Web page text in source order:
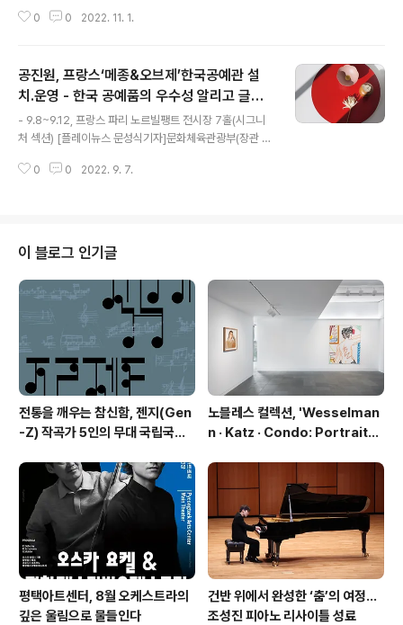
[플레이뉴스 문성식기자] 서초문화원(원장 박기현)은 오는
트페어 '야외조각전'’을 개최한다. 지난 8월, 전례가 없는
폭우로 인해 양재천이 큰 수해를 입어 중단되었던 ‘2022
서초문화원 아트페어 ’이 재정비를 마치고 개최된다. 일상
공간과 예술작품이 함께 공존하는 공간을 조성해 예술의
아름다움을 알리고 힐링 공간을 제공할 예정이다. 새로운
타입의 문화 예술 공간으로 재창조 될 ‘2022 서초문화원
0 0 2022. 11. 1.
공진원, 프랑스‘메종&오브제’한국공예관 설
치․운영 - 한국 공예품의 우수성 알리고 글로
벌 유통망 구축 나서
- 9.8~9.12, 프랑스 파리 노르빌팽트 전시장 7홀(시그니
처 섹션) [플레이뉴스 문성식기자]문화체육관광부(장관 박
진원)은 9월 8일부터 12일까지 프랑스 파리에서 열리는
작품이 전시된다. 주요 출품작을 살펴보면 ▲김경찬 작가
는 제주 화산회토 특유의 붉은 색감을 강조하여 전통 제주
옹기를 재해석한 옹기를, ▲김윤진 작가는 전통 칠보 기법
과 산업적인 에나멜 기법을 접목하여 제작한 테이블웨어
를, ▲박수이 작가는 전통 옻칠공예 제작기법인 협저칠기
법을 응용한 디저트 식기를, ▲양성오..
0 0 2022. 9. 7.
이 블로그 인기글
전통을 깨우는 참신함, 젠지(Gen
-Z) 작곡가 5인의 무대 국립국악
트'
노블레스 컬렉션, 'Wesselman
n · Katz · Condo: Portraits i
평택아트센터, 8월 오케스트라의
깊은 울림으로 물들인다
건반 위에서 완성한 ‘춤’의 여정…
조성진 피아노 리사이틀 성료